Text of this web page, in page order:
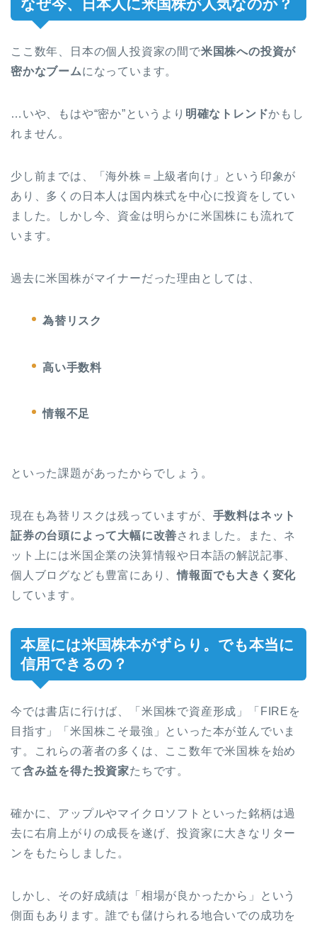
なぜ今、日本人に米国株が人気なのか？
ここ数年、日本の個人投資家の間で米国株への投資が
密かなブームになっています。
…いや、もはや“密か”というより 明確なトレンドかもし
れません。
少し前までは、「海外株＝上級者向け」という印象が
あり、多くの日本人は国内株式を中心に投資をしてい
ました。しかし今、資金は明らかに米国株にも流れて
います。
過去に米国株がマイナーだった理由としては、
為替リスク
高い手数料
情報不足
といった課題があったからでしょう。
現在も為替リスクは残っていますが、 手数料はネット
証券の台頭によって大幅に改善されました。また、ネ
ット上には米国企業の決算情報や日本語の解説記事、
個人ブログなども豊富にあり、情報面でも大きく変化
しています。
本屋には米国株本がずらり。でも本当に
信用できるの？
今では書店に行けば、「米国株で資産形成」「FIREを
目指す」「米国株こそ最強」といった本が並んでいま
す。これらの著者の多くは、ここ数年で米国株を始め
て含み益を得た投資家たちです。
確かに、アップルやマイクロソフトといった銘柄は過
去に右肩上がりの成長を遂げ、投資家に大きなリター
ンをもたらしました。
しかし、その好成績は「相場が良かったから」という
側面もあります。誰でも儲けられる地合いでの成功を